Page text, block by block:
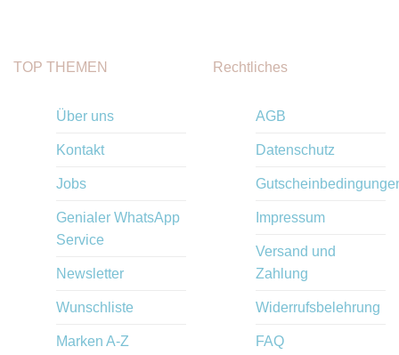
TOP THEMEN
Über uns
Kontakt
Jobs
Genialer WhatsApp
Service
Newsletter
Wunschliste
Marken A-Z
Rechtliches
AGB
Datenschutz
Impressum
Versand und
Zahlung
Widerrufsbelehrung
FAQ